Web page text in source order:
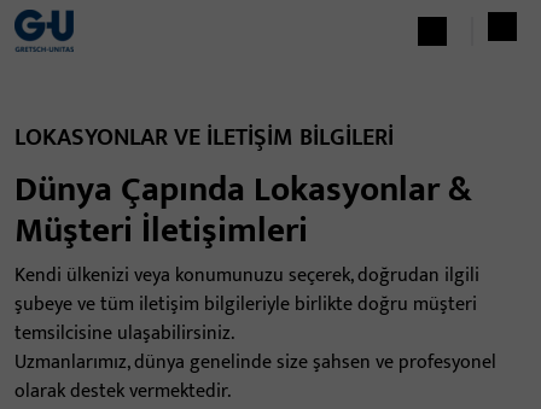
LOKASYONLAR VE İLETİŞİM BİLGİLERİ
Dünya Çapında Lokasyonlar &
Müşteri İletişimleri
Kendi ülkenizi veya konumunuzu seçerek, doğrudan ilgili
şubeye ve tüm iletişim bilgileriyle birlikte doğru müşteri
temsilcisine ulaşabilirsiniz.
Uzmanlarımız, dünya genelinde size şahsen ve profesyonel
olarak destek vermektedir.